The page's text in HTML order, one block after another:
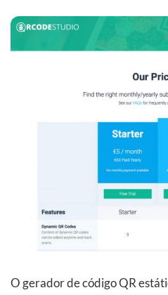
O gerador de código QR